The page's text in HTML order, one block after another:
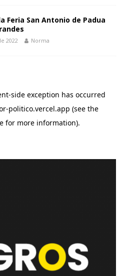
Feria San Antonio de Padua
2022 Norma